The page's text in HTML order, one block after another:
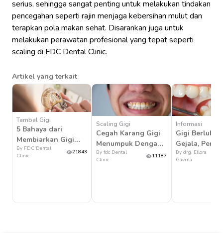
serius, sehingga sangat penting untuk melakukan tindakan
pencegahan seperti rajin menjaga kebersihan mulut dan
terapkan pola makan sehat. Disarankan juga untuk
melakukan perawatan profesional yang tepat seperti
scaling di FDC Dental Clinic.
Artikel yang terkait
Tambal Gigi
5 Bahaya dari
Membiarkan Gigi
Berlubang Terlalu
Lama
By FDC Dental
Clinic
21843
Scaling Gigi
Cegah Karang Gigi
Menumpuk Dengan
Perawatan Scaling
Gigi
By fdc Dental
Clinic
11187
Informasi
Gigi
Gejala,
dan
By drg. Ellora
Gavrila